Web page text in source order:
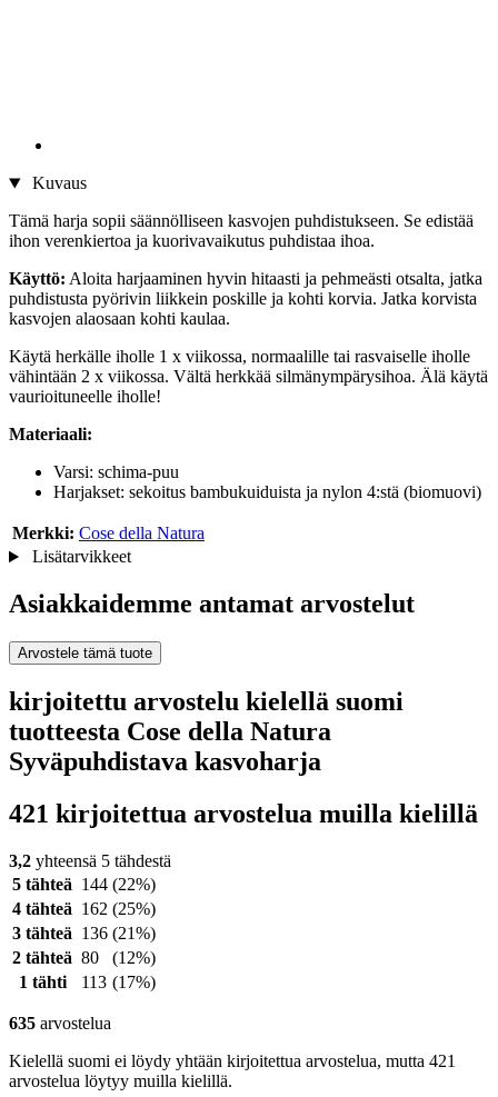
Kuvaus
Tämä harja sopii säännölliseen kasvojen puhdistukseen. Se edistää
ihon verenkiertoa ja kuorivavaikutus puhdistaa ihoa.
Käyttö: Aloita harjaaminen hyvin hitaasti ja pehmeästi otsalta, jatka
puhdistusta pyörivin liikkein poskille ja kohti korvia. Jatka korvista
kasvojen alaosaan kohti kaulaa.
Käytä herkälle iholle 1 x viikossa, normaalille tai rasvaiselle iholle
vähintään 2 x viikossa. Vältä herkkää silmänympärysihoa. Älä käytä
vaurioituneelle iholle!
Materiaali:
Varsi: schima-puu
Harjakset: sekoitus bambukuiduista ja nylon 4:stä (biomuovi)
Merkki: Cose della Natura
Lisätarvikkeet
Asiakkaidemme antamat arvostelut
Arvostele tämä tuote
kirjoitettu arvostelu kielellä suomi
tuotteesta Cose della Natura
Syväpuhdistava kasvoharja
421 kirjoitettua arvostelua muilla kielillä
3,2 yhteensä 5 tähdestä
5 tähteä 144 (22%)
4 tähteä 162 (25%)
3 tähteä 136 (21%)
2 tähteä 80
(12%)
1 tähti
113 (17%)
635 arvostelua
Kielellä suomi ei löydy yhtään kirjoitettua arvostelua, mutta 421
arvostelua löytyy muilla kielillä.